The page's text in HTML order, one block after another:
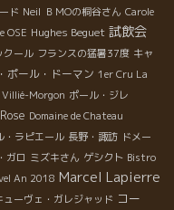
ド Neil ＢＭОの桐谷さん Carole
OSE Hughes Beguet 試飲会
クール フランスの猛暑37度 キャ
ポール・ドーマン 1er Cru La
Villié-Morgon ポール・ジレ
Rose Domaine de Chateau
ラピエール 長野・諏訪 ドメー
ガロ ミズキさん ゲシクト Bistro
An 2018 Marcel Lapierre
ューヴェ・ガレジャッド コー